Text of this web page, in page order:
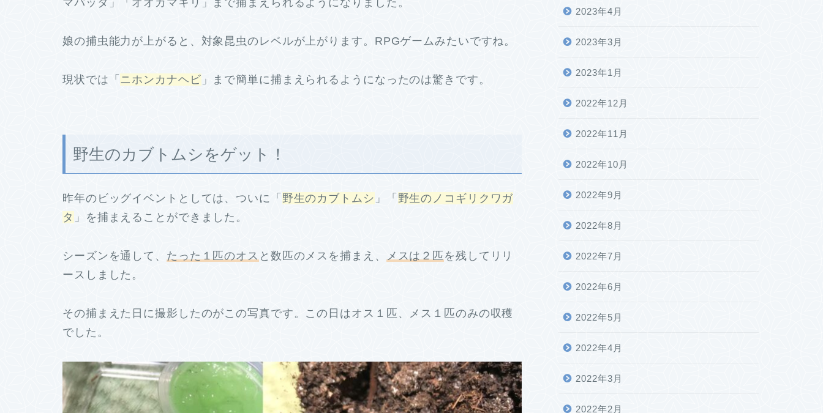
マバッタ」「オオカマキリ」まで捕まえられるようになりました。
娘の捕虫能力が上がると、対象昆虫のレベルが上がります。RPGゲームみたいですね。
現状では「 ニホンカナヘビ 」まで簡単に捕まえられるようになったのは驚きです。
野生のカブトムシをゲット！
昨年のビッグイベントとしては、ついに「 野生のカブトムシ 」「 野生のノコギリクワガ
タ 」を捕まえることができました。
シーズンを通して、 たった１匹のオス と数匹のメスを捕まえ、 メスは２匹 を残してリリ
ースしました。
その捕まえた日に撮影したのがこの写真です。この日はオス１匹、メス１匹のみの収穫
でした。
2023年4月
2023年3月
2023年1月
2022年12月
2022年11月
2022年10月
2022年9月
2022年8月
2022年7月
2022年6月
2022年5月
2022年4月
2022年3月
2022年2月